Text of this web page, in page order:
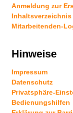
Anmeldung zur
Inhaltsverzeichnis
Mitarbeitenden-
Hinweise
Impressum
Datenschutz
Privatsphäre-
Bedienungshilfen